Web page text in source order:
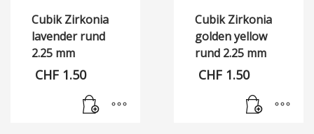
Cubik Zirkonia
lavender rund
2.25 mm
CHF 1.50
Cubik Zirkonia
golden yellow
rund 2.25 mm
CHF1.50